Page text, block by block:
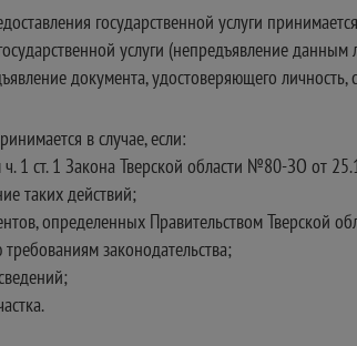
государственной услуги
услуги (непредъявление
документа, удостоверяющего
в случае, если:
1 ст. 1 Закона Тверской области №80-ЗО от
таких действий;
определенных Правительством Тверской
законодательства;